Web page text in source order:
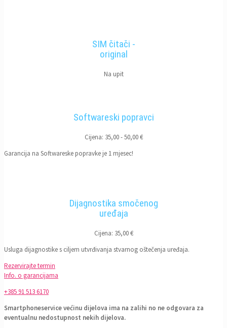
SIM čitači -
original
Na upit
Softwareski popravci
Cijena: 35,00 - 50,00 €
Garancija na Softwareske popravke je 1 mjesec!
Dijagnostika smočenog
uređaja
Cijena: 35,00 €
Usluga dijagnostike s ciljem utvrđivanja stvarnog oštečenja uređaja.
Rezervirajte termin
Info. o garancijama
+385 91 513 6170
Smartphoneservice većinu dijelova ima na zalihi no ne odgovara za
eventualnu nedostupnost nekih dijelova.